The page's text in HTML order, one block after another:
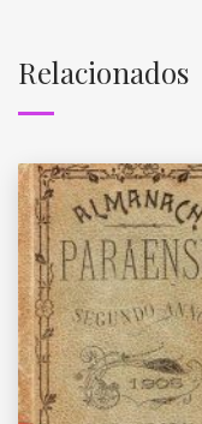
Relacionados